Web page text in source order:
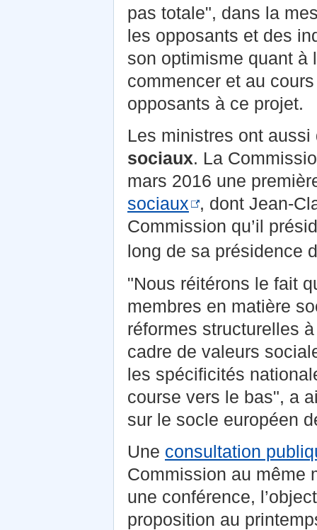
pas totale", dans la
les opposants et des
son optimisme quant à
commencer et au
opposants à ce projet.
Les ministres ont
sociaux. La
mars 2016 une
sociaux
, dont Jean-
Commission qu’il
long de sa présidence
"Nous réitérons le fait
membres en matière
réformes structurelles
cadre de valeurs
les spécificités
course vers le bas", a
sur le socle européen
Une consultation
Commission au même
une conférence,
proposition au